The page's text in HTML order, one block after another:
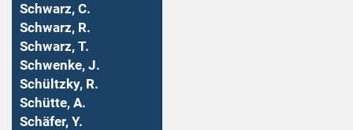
Schwarz, C.
Schwarz, R.
Schwarz, T.
Schwenke, J.
Schültzky, R.
Schütte, A.
Schäfer, Y.